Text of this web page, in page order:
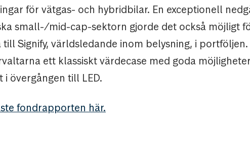
för vätgas- och hybridbilar. En exceptionell
small-/mid-cap-sektorn gjorde det också möjligt
till Signify, världsledande inom belysning, i
ett klassiskt värdecase med goda
i övergången till LED.
fondrapporten här.